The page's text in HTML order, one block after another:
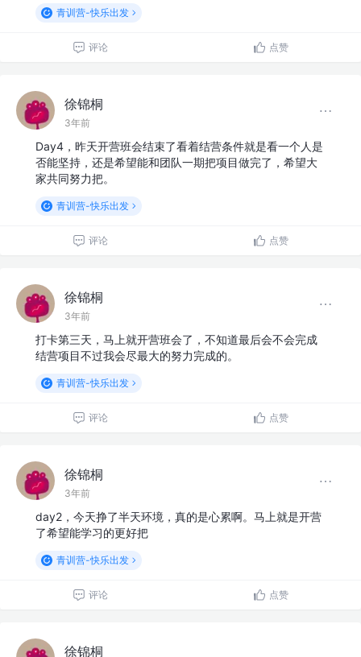
青训营-快乐出发
评论 点赞
徐锦桐
3年前
Day4，昨天开营班会结束了看着结营条件就是看一个人是
否能坚持，还是希望能和团队一期把项目做完了，希望大
家共同努力把。
青训营-快乐出发
评论 点赞
徐锦桐
3年前
打卡第三天，马上就开营班会了，不知道最后会不会完成
结营项目不过我会尽最大的努力完成的。
青训营-快乐出发
评论 点赞
徐锦桐
3年前
day2，今天挣了半天环境，真的是心累啊。马上就是开营
了希望能学习的更好把
青训营-快乐出发
评论 点赞
徐锦桐